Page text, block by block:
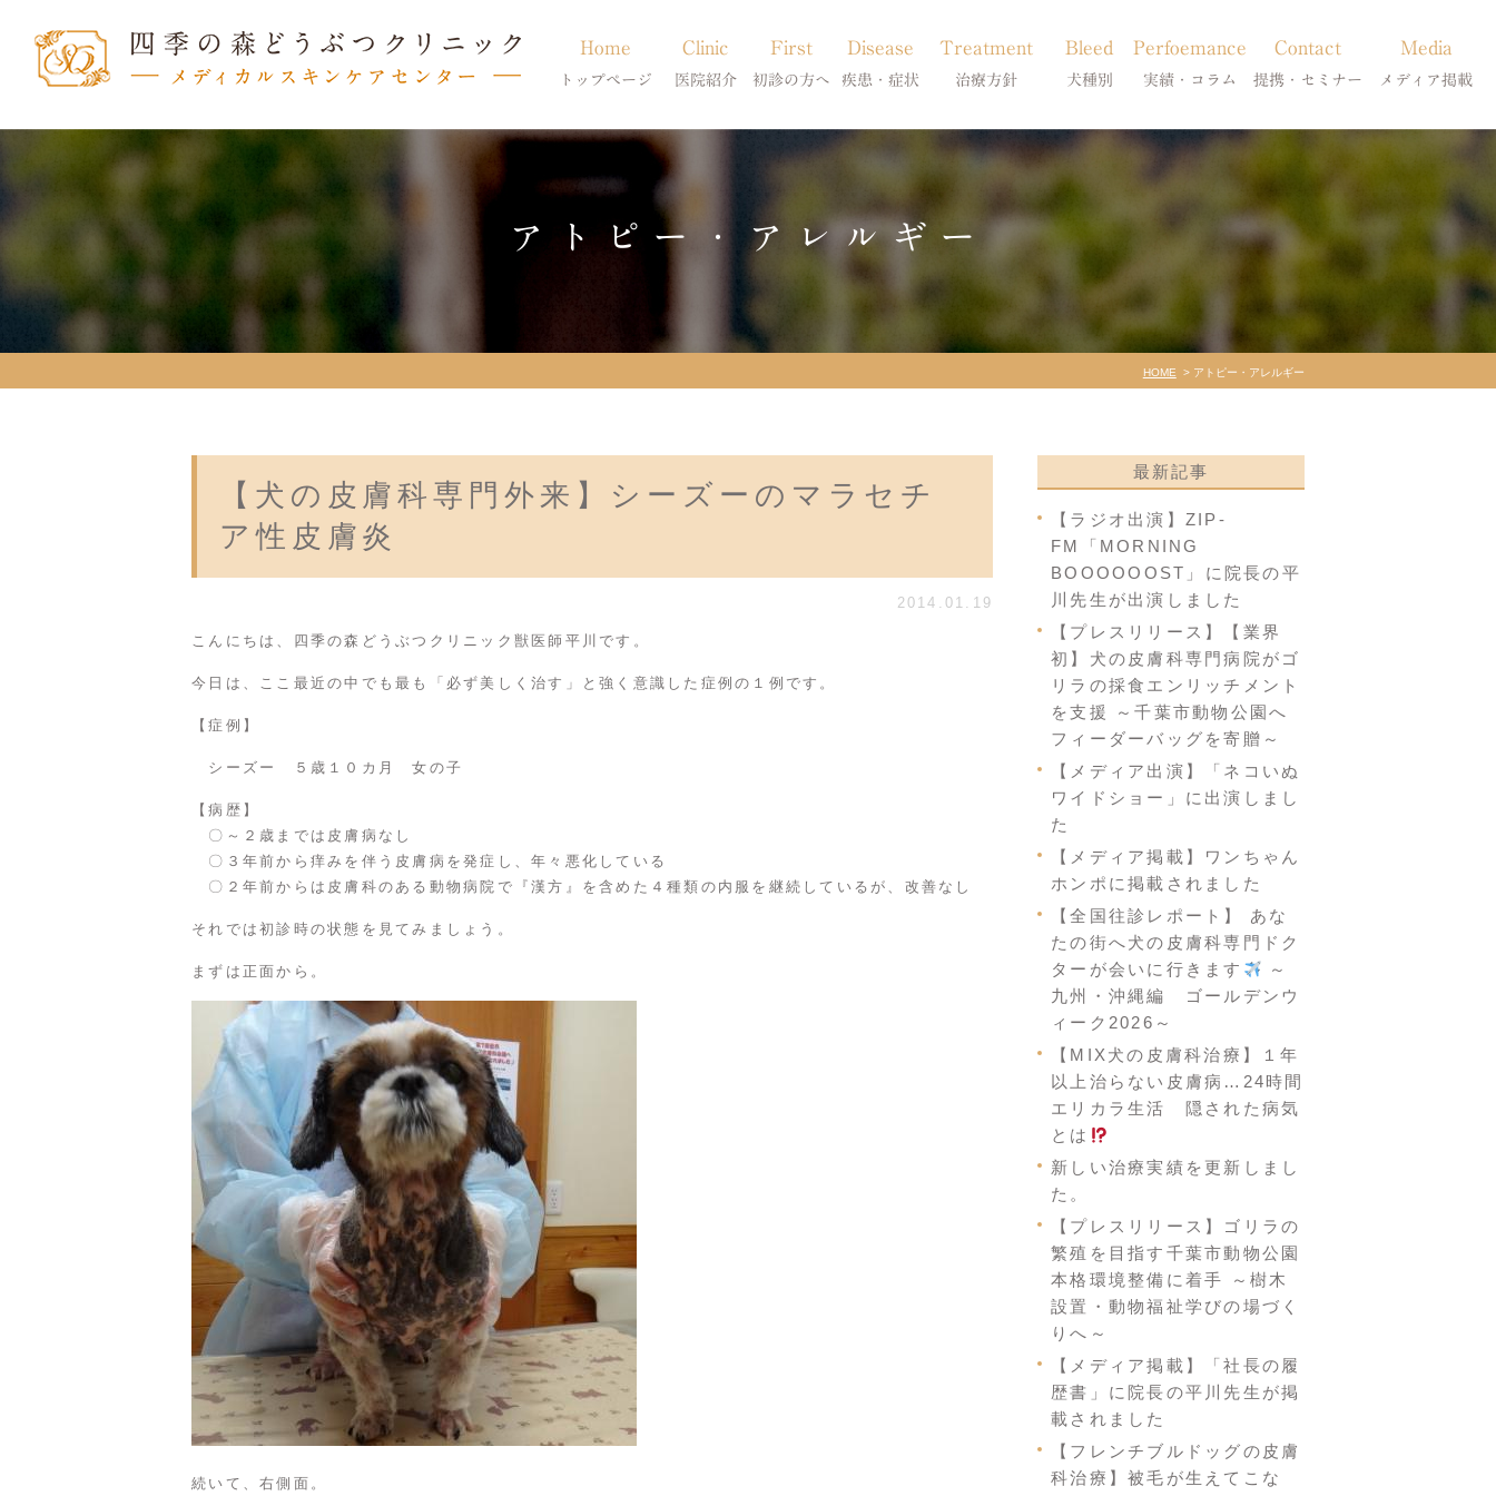
Home
トップページ
Clinic
医院紹介
当院のご紹介
獣医師紹介
First
初診の方へ
初診の方へ
Disease
疾患・症状
アトピー・アレルギー
膿皮症・脂漏症
脱毛症・アロペシアX
アポキルが効かない皮膚病
Treatment
治療方針
体質改善・食事療法
Bleed
犬種別
柴犬の皮膚病
シーズーの皮膚病
フレンチブルドッグの皮膚病
トイプードルの皮膚病
Perfoemance
実績・コラム
症状別
コラム「皮膚科のいろは」
Contact
提携・セミナー
診療提携・セミナー開催
Media
メディア掲載
アトピー・アレルギー
HOME アトピー・アレルギー
【犬の皮膚科専門外来】シーズーのマラセチ
ア性皮膚炎
2014.01.19
こんにちは、四季の森どうぶつクリニック獣医師平川です。
今日は、ここ最近の中でも最も「必ず美しく治す」と強く意識した症例の１例です。
【症例】
シーズー ５歳１０カ月 女の子
【病歴】
〇～２歳までは皮膚病なし
〇３年前から痒みを伴う皮膚病を発症し、年々悪化している
〇２年前からは皮膚科のある動物病院で『漢方』を含めた４種類の内服を継続しているが、改善なし
それでは初診時の状態を見てみましょう。
まずは正面から。
続いて、右側面。
最新記事
【ラジオ出演】ZIP-
FM「MORNING
BOOOOOOST」に院長の平
川先生が出演しました
【プレスリリース】【業界
初】犬の皮膚科専門病院がゴ
リラの採食エンリッチメント
を支援 ～千葉市動物公園へ
フィーダーバッグを寄贈～
【メディア出演】「ネコいぬ
ワイドショー」に出演しまし
た
【メディア掲載】ワンちゃん
ホンポに掲載されました
【全国往診レポート】 あな
たの街へ犬の皮膚科専門ドク
ターが会いに行きます
～
九州・沖縄編 ゴールデンウ
ィーク2026～
【MIX犬の皮膚科治療】１年
以上治らない皮膚病…24時間
エリカラ生活 隠された病気
とは
新しい治療実績を更新しまし
た。
【プレスリリース】ゴリラの
繁殖を目指す千葉市動物公園
本格環境整備に着手 ～樹木
設置・動物福祉学びの場づく
りへ～
【メディア掲載】「社長の履
歴書」に院長の平川先生が掲
載されました
【フレンチブルドッグの皮膚
科治療】被毛が生えてこな